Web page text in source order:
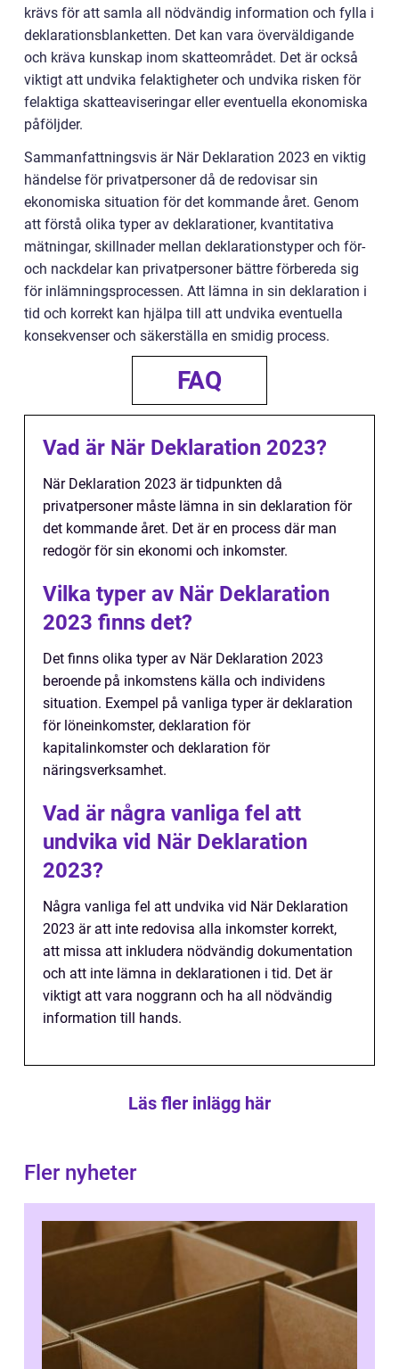
krävs för att samla all nödvändig information och fylla i
deklarationsblanketten. Det kan vara överväldigande
och kräva kunskap inom skatteområdet. Det är också
viktigt att undvika felaktigheter och undvika risken för
felaktiga skatteaviseringar eller eventuella ekonomiska
påföljder.
Sammanfattningsvis är När Deklaration 2023 en viktig
händelse för privatpersoner då de redovisar sin
ekonomiska situation för det kommande året. Genom
att förstå olika typer av deklarationer, kvantitativa
mätningar, skillnader mellan deklarationstyper och för-
och nackdelar kan privatpersoner bättre förbereda sig
för inlämningsprocessen. Att lämna in sin deklaration i
tid och korrekt kan hjälpa till att undvika eventuella
konsekvenser och säkerställa en smidig process.
FAQ
Vad är När Deklaration 2023?
När Deklaration 2023 är tidpunkten då
privatpersoner måste lämna in sin deklaration för
det kommande året. Det är en process där man
redogör för sin ekonomi och inkomster.
Vilka typer av När Deklaration
2023 finns det?
Det finns olika typer av När Deklaration 2023
beroende på inkomstens källa och individens
situation. Exempel på vanliga typer är deklaration
för löneinkomster, deklaration för
kapitalinkomster och deklaration för
näringsverksamhet.
Vad är några vanliga fel att
undvika vid När Deklaration
2023?
Några vanliga fel att undvika vid När Deklaration
2023 är att inte redovisa alla inkomster korrekt,
att missa att inkludera nödvändig dokumentation
och att inte lämna in deklarationen i tid. Det är
viktigt att vara noggrann och ha all nödvändig
information till hands.
Läs fler inlägg här
Fler nyheter